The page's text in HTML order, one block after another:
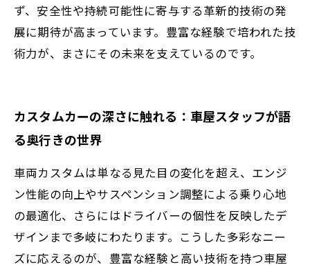
ず、安全性や持続可能性に寄与する革新的技術の発
展に期待が高まっています。豊富な経験で培われた技
術力が、まさにその未来を支えているのです。
カスタムカーの深さに触れる：車屋スタッフが語
る奥行きの世界
車両カスタムは単なる見た目の変化を超え、エンジ
ン性能の向上やサスペンション調整による乗り心地
の最適化、さらにはドライバーの個性を反映したデ
ザインまで多岐にわたります。こうした多彩なニー
ズに応えるのが、豊富な経験と高い技術を持つ車屋